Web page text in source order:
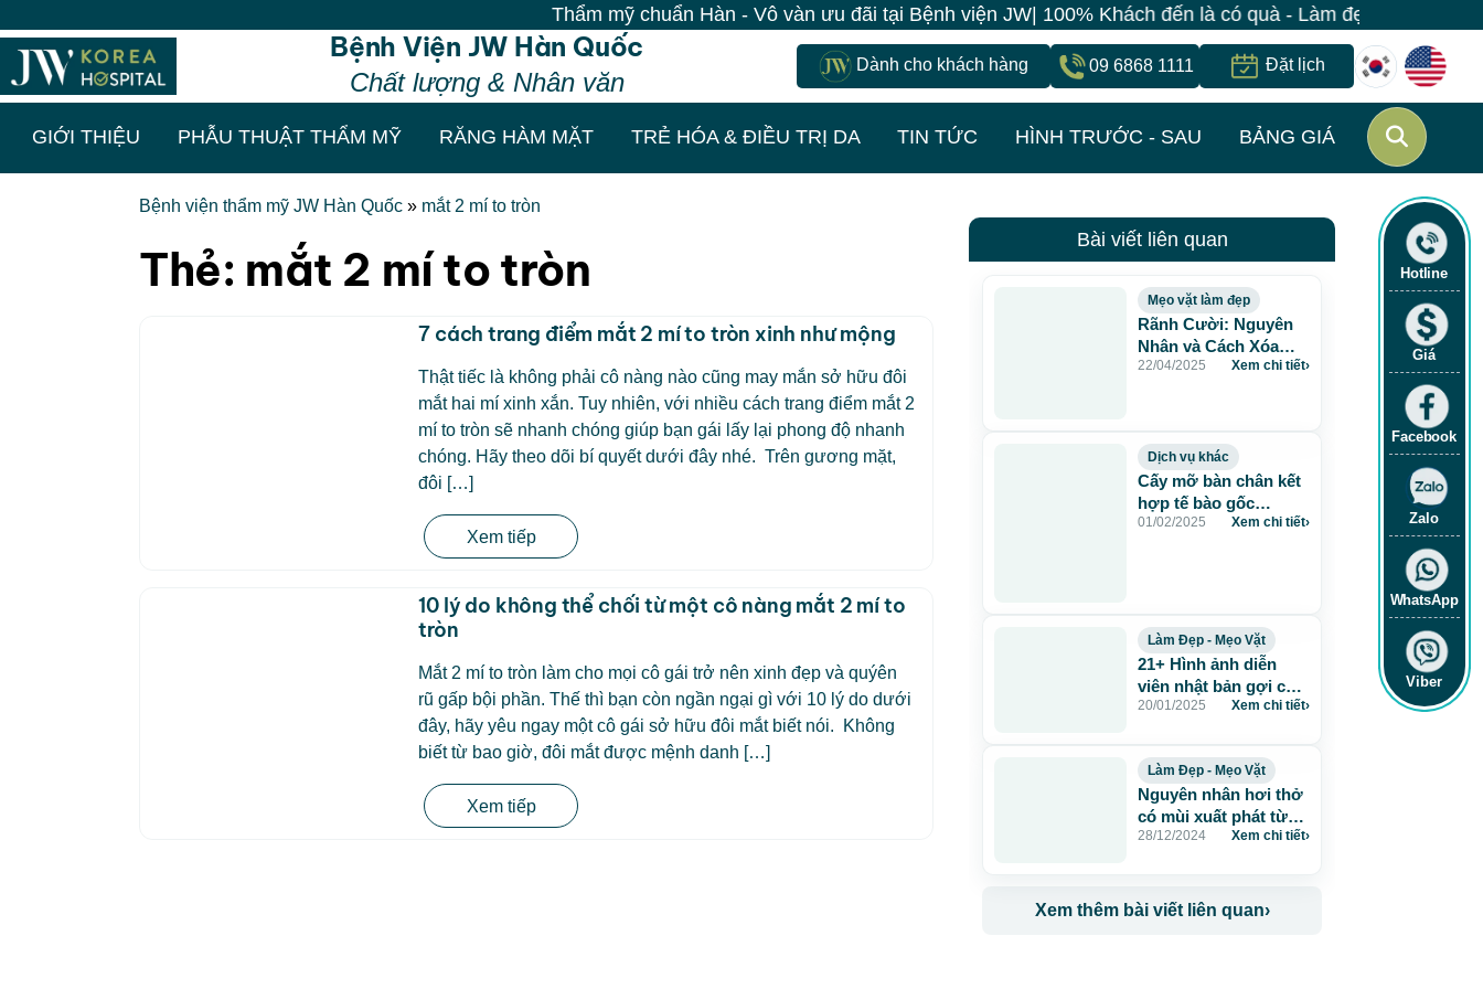
Thẩm mỹ chuẩn Hàn - Vô vàn ưu đãi tại Bệnh viện JW| 100% Khách đến là có quà - Làm đẹp đồng giá
Bệnh Viện JW Hàn Quốc
Chất lượng & Nhân văn
Dành cho khách hàng 09 6868 1111 Đặt lịch
GIỚI THIỆU PHẪU THUẬT THẨM MỸ RĂNG HÀM MẶT TRẺ HÓA & ĐIỀU TRỊ DA TIN TỨC HÌNH TRƯỚC - SAU BẢNG GIÁ
Bệnh viện thẩm mỹ JW Hàn Quốc » mắt 2 mí to tròn
Thẻ: mắt 2 mí to tròn
7 cách trang điểm mắt 2 mí to tròn xinh như mộng
Thật tiếc là không phải cô nàng nào cũng may mắn sở hữu đôi
mắt hai mí xinh xắn. Tuy nhiên, với nhiều cách trang điểm mắt 2
mí to tròn sẽ nhanh chóng giúp bạn gái lấy lại phong độ nhanh
chóng. Hãy theo dõi bí quyết dưới đây nhé. Trên gương mặt,
đôi […]
Xem tiếp
10 lý do không thể chối từ một cô nàng mắt 2 mí to
tròn
Mắt 2 mí to tròn làm cho mọi cô gái trở nên xinh đẹp và quýên
rũ gấp bội phần. Thế thì bạn còn ngần ngại gì với 10 lý do dưới
đây, hãy yêu ngay một cô gái sở hữu đôi mắt biết nói. Không
biết từ bao giờ, đôi mắt được mệnh danh […]
Xem tiếp
Bài viết liên quan
Mẹo vặt làm đẹp
Rãnh Cười: Nguyên
Nhân và Cách Xóa
Nếp Nhăn, Trẻ Hóa
22/04/2025 Xem chi tiết›
Dịch vụ khác
Cấy mỡ bàn chân kết
hợp tế bào gốc
MULTI+ – Bí quyết trẻ
01/02/2025 Xem chi tiết›
Làm Đẹp - Mẹo Vặt
21+ Hình ảnh diễn
viên nhật bản gợi cảm
vô cùng sexy
20/01/2025 Xem chi tiết›
Làm Đẹp - Mẹo Vặt
Nguyên nhân hơi thở
có mùi xuất phát từ
đâu?
28/12/2024 Xem chi tiết›
Xem thêm bài viết liên quan›
Hotline
Giá
Facebook
Zalo
WhatsApp
Viber